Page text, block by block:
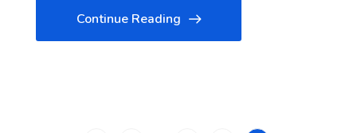
Continue Reading